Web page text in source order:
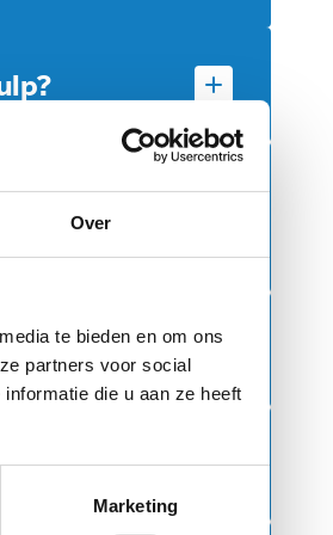
Over
te bieden en om ons
partners voor social
die u aan ze heeft
Marketing
Als je
mijn
over geld
en locaties vind je